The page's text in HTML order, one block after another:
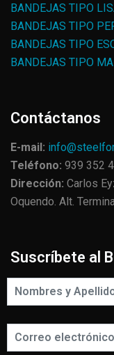
BANDEJAS TIPO
BANDEJAS TIPO
BANDEJAS TIPO
BANDEJAS TIPO
Contáctanos
E-mail:
Teléfono: 939 352
Dirección: Carlos
Oquendo. Alt.
Suscríbete al